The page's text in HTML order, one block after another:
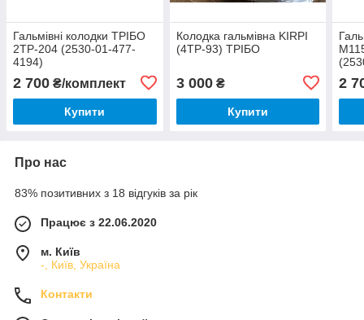
Гальмівні колодки ТРІБО
2ТР-204 (2530-01-477-
4194)
2 700 ₴/комплект
Купити
Колодка гальмівна KIRPI
(4ТР-93) ТРІБО
3 000₴
Купити
2
Про нас
83% позитивних з 18 відгуків за рік
Працює з 22.06.2020
м. Київ
-, Київ, Україна
Контакти